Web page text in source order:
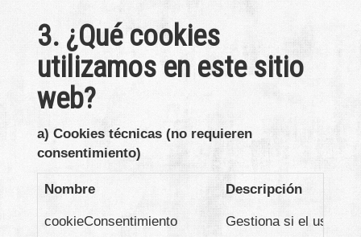
3. ¿Qué cookies
utilizamos en este sitio
web?
a) Cookies técnicas (no requieren
consentimiento)
Nombre Descripción
cookieConsentimiento Gestiona si el